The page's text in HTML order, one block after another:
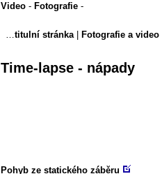
Video - Fotografie -
titulní stránka| Fotografie a video|
Time-lapse - nápady
Pohyb ze statického záběru